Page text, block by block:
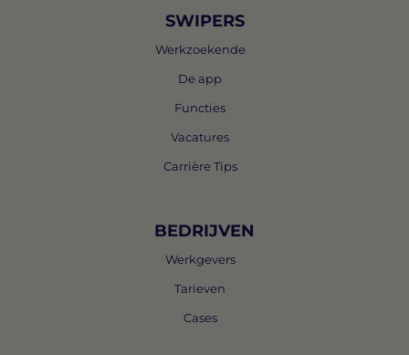
SWIPERS
Werkzoekende
De app
Functies
Vacatures
Carrière Tips
BEDRIJVEN
Werkgevers
Tarieven
Cases